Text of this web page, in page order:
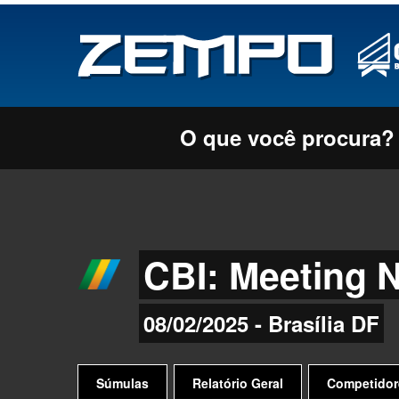
O que você procura?
CBI: Meeting
08/02/2025 - Brasília DF
Súmulas Relatório Geral